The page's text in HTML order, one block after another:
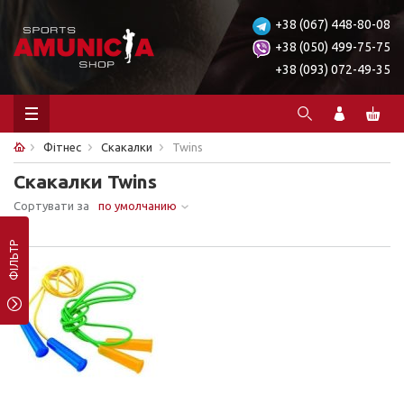
+38 (067) 448-80-08
+38 (050) 499-75-75
+38 (093) 072-49-35
Фітнес Скакалки Twins
Скакалки Twins
Сортувати за по умолчанию
ФІЛЬТР
Ничего не найдено.